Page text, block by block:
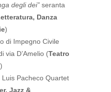
degli dei” seranta
Danza
)
di Impegno Civile
via D’Amelio (Teatro
)
Luis Pacheco Quartet
Jazz &